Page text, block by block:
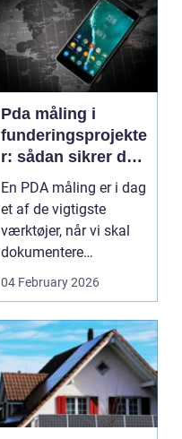
Pda måling i
funderingsprojekte
r: sådan sikrer du
dokumenteret
bæreevne
En PDA måling er i dag
et af de vigtigste
værktøjer, når vi skal
dokumentere
bæreevnen af pæle til
04 February 2026